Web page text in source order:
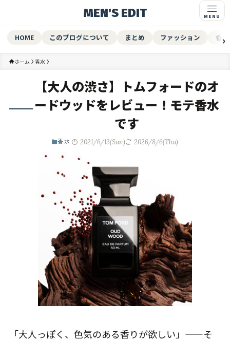
MEN'S EDIT
HOME このブログについて まとめ ファッション 香水
ホーム 香水
【大人の渋さ】トムフォードのオ
ードウッドをレビュー！モテ香水
です
香水 2021/6/13(Sun) 2026/8/6(Thu)
「大人っぽく、色気のある香りが欲しい」——そ